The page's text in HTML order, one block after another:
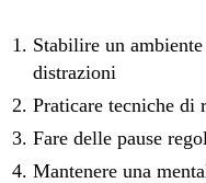
Stabilire un
distrazioni
Praticare tecniche di
Fare delle pause
Mantenere una